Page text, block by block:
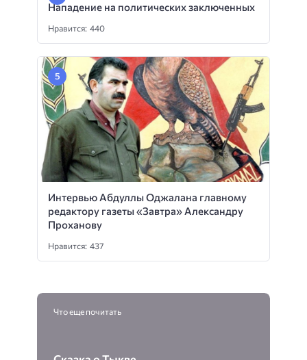
Нападение на политических заключенных
Нравится: 440
Интервью Абдуллы Оджалана главному
редактору газеты «Завтра» Александру
Проханову
Нравится: 437
Что еще почитать